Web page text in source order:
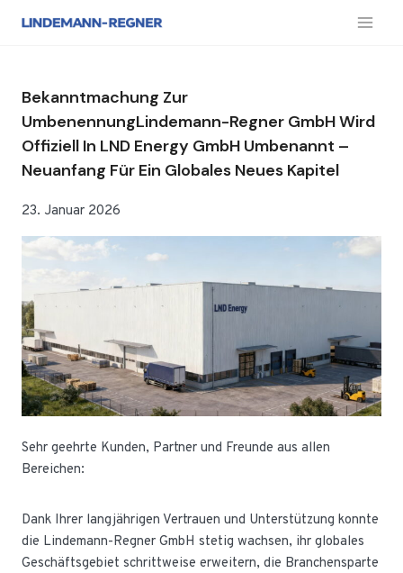
Inhalt
Bekanntmachung Zur
UmbenennungLindemann-Regner GmbH Wird
Offiziell In LND Energy GmbH Umbenannt –
Neuanfang Für Ein Globales Neues Kapitel
23. Januar 2026
Sehr geehrte Kunden, Partner und Freunde aus allen
Bereichen:
Dank Ihrer langjährigen Vertrauen und Unterstützung konnte
die Lindemann-Regner GmbH stetig wachsen, ihr globales
Geschäftsgebiet schrittweise erweitern, die Branchensparte